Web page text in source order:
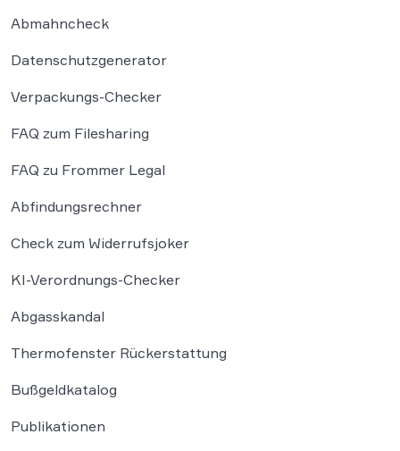
Abmahncheck
Datenschutzgenerator
Verpackungs-Checker
FAQ zum Filesharing
FAQ zu Frommer Legal
Abfindungsrechner
Check zum Widerrufsjoker
KI-Verordnungs-Checker
Abgasskandal
Thermofenster Rückerstattung
Bußgeldkatalog
Publikationen